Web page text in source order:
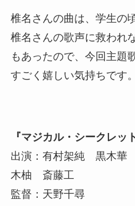
椎名さんの曲は、学生の
椎名さんの歌声に救われ
もあったので、今回主題
すごく嬉しい気持ちです。
『マジカル・シークレッ
出演：有村架純 黒木
木柚 斎藤工
監督：天野千尋